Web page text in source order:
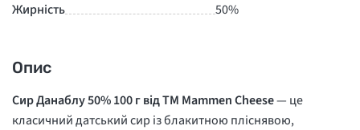
Жирність
50%
Опис
Сир Данаблу 50% 100 г від TM Mammen Cheese— це
класичний датський сир із блакитною пліснявою,